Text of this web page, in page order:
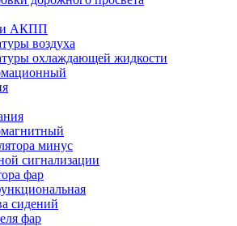
АКПП
воздуха
охлаждающей жидкости
минус
сигнализации
фар
сидений
фар